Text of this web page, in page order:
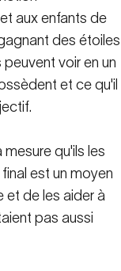
aux enfants de
des étoiles
peuvent voir en un
et ce qu'il
qu'ils les
est un moyen
et de les aider à
pas aussi